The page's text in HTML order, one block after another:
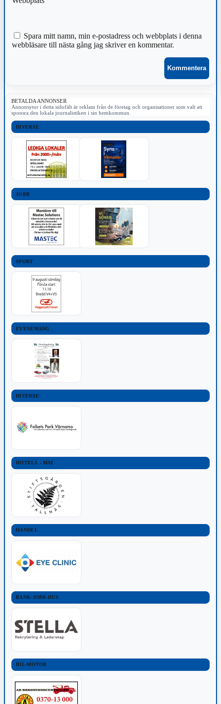
Spara mitt namn, min e-postadress och webbplats i denna
webbläsare till nästa gång jag skriver en kommentar.
BETALDA ANNONSER
Annonsytor i detta sidofält är reklam från de företag och organisationer som valt att
sponsra den lokala journalistiken i sin hemkommun.
DIVERSE
JOBB
SPORT
EVENEMANG
DIVERSE
HOTELL - MAT
HANDEL
BANK-JOBB-HUS
BIL-MOTOR